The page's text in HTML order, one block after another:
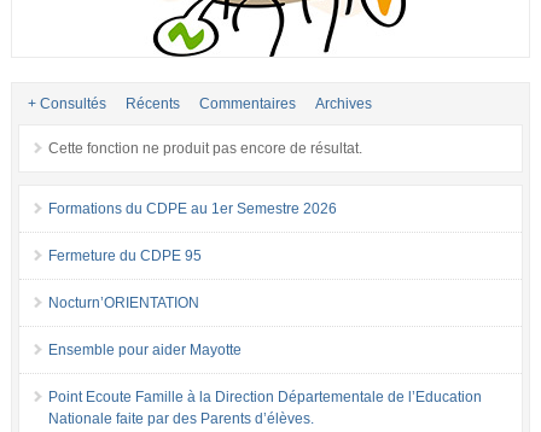
+ Consultés Récents Commentaires Archives
Cette fonction ne produit pas encore de résultat.
Formations du CDPE au 1er Semestre 2026
Fermeture du CDPE 95
Nocturn’ORIENTATION
Ensemble pour aider Mayotte
Point Ecoute Famille à la Direction Départementale de l’Education
Nationale faite par des Parents d’élèves.